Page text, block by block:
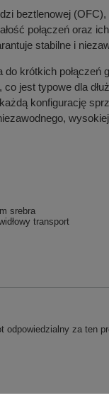
beztlenowej
połączeń oraz
stabilne i
do krótkich
jest typowe dla
konfigurację
srebra
transport
odpowiedzialny za ten